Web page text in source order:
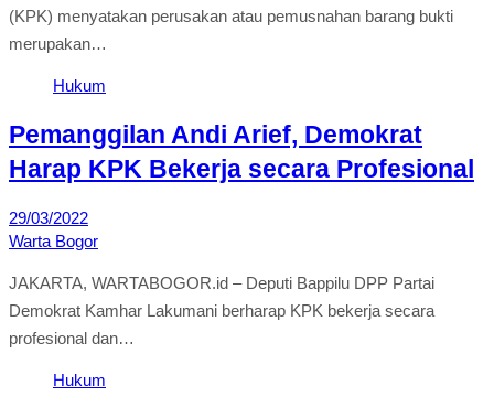
(KPK) menyatakan perusakan atau pemusnahan barang bukti
merupakan…
Hukum
Pemanggilan Andi Arief, Demokrat
Harap KPK Bekerja secara Profesional
29/03/2022
Warta Bogor
JAKARTA, WARTABOGOR.id – Deputi Bappilu DPP Partai
Demokrat Kamhar Lakumani berharap KPK bekerja secara
profesional dan…
Hukum